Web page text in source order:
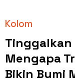
Kolom
Tinggalkan
Mengapa
Bikin Bumi